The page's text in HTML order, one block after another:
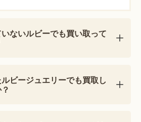
ないルビーでも買い取って
ビージュエリーでも買取し